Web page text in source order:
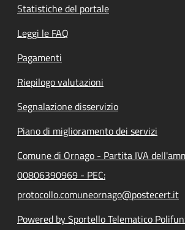
Statistiche del portale
Leggi le FAQ
Pagamenti
Riepilogo valutazioni
Segnalazione disservizio
Piano di miglioramento dei servizi
Comune di Ornago - Partita IVA
00806390969 - PEC:
protocollo.comuneornago@postecert.it
Powered by Sportello Telematico